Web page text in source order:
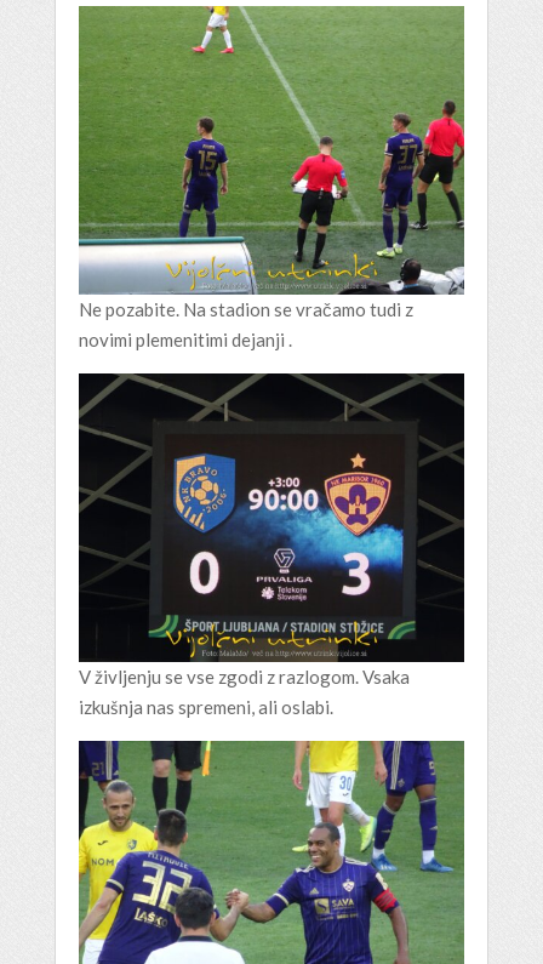
Ne pozabite. Na stadion se vračamo tudi z
novimi plemenitimi dejanji .
V življenju se vse zgodi z razlogom. Vsaka
izkušnja nas spremeni, ali oslabi.